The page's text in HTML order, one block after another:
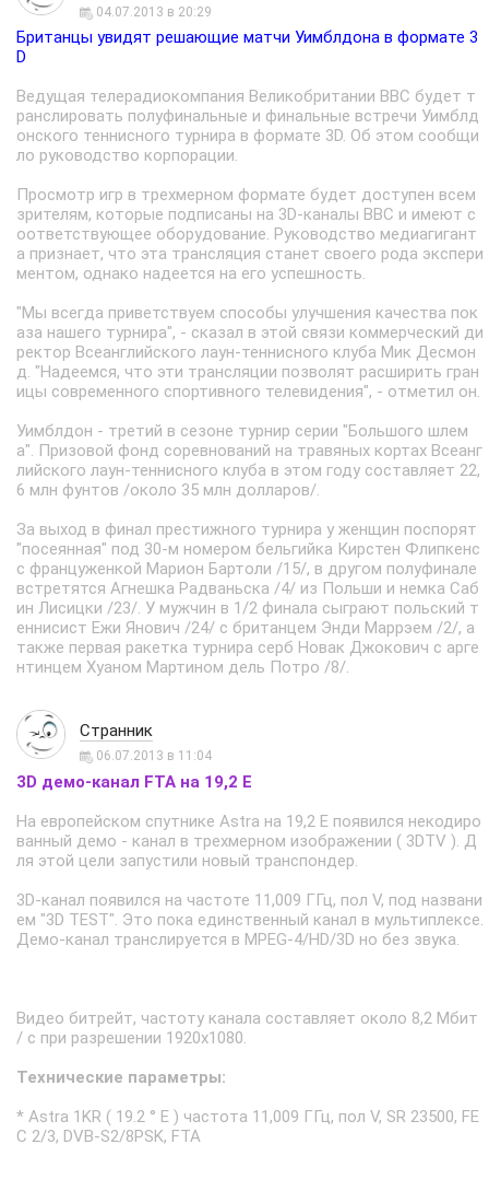
04.07.2013 в 20:29
Британцы увидят решающие матчи Уимблдона в формате 3
D
Ведущая телерадиокомпания Великобритании BBC будет т
ранслировать полуфинальные и финальные встречи Уимблд
онского теннисного турнира в формате 3D. Об этом сообщи
ло руководство корпорации.
Просмотр игр в трехмерном формате будет доступен всем
зрителям, которые подписаны на 3D-каналы BBC и имеют с
оответствующее оборудование. Руководство медиагигант
а признает, что эта трансляция станет своего рода экспери
ментом, однако надеется на его успешность.
"Мы всегда приветствуем способы улучшения качества пок
аза нашего турнира", - сказал в этой связи коммерческий ди
ректор Всеанглийского лаун-теннисного клуба Мик Десмон
д. "Надеемся, что эти трансляции позволят расширить гран
ицы современного спортивного телевидения", - отметил он.
Уимблдон - третий в сезоне турнир серии "Большого шлем
а". Призовой фонд соревнований на травяных кортах Всеанг
лийского лаун-теннисного клуба в этом году составляет 22,
6 млн фунтов /около 35 млн долларов/.
За выход в финал престижного турнира у женщин поспорят
"посеянная" под 30-м номером бельгийка Кирстен Флипкенс
с француженкой Марион Бартоли /15/, в другом полуфинале
встретятся Агнешка Радваньска /4/ из Польши и немка Саб
ин Лисицки /23/. У мужчин в 1/2 финала сыграют польский т
еннисист Ежи Янович /24/ с британцем Энди Маррэем /2/, а
также первая ракетка турнира серб Новак Джокович с арге
нтинцем Хуаном Мартином дель Потро /8/.
Странник
06.07.2013 в 11:04
3D демо-канал FTA на 19,2 E
На европейском спутнике Astra на 19,2 Е появился некодиро
ванный демо - канал в трехмерном изображении ( 3DTV ). Д
ля этой цели запустили новый транспондер.
3D-канал появился на частоте 11,009 ГГц, пол V, под названи
ем "3D TEST". Это пока единственный канал в мультиплексе.
Демо-канал транслируется в MPEG-4/HD/3D но без звука.
Видео битрейт, частоту канала составляет около 8,2 Мбит
/ с при разрешении 1920x1080.
Технические параметры:
* Astra 1KR ( 19.2 ° E ) частота 11,009 ГГц, пол V, SR 23500, FE
C 2/3, DVB-S2/8PSK, FTA